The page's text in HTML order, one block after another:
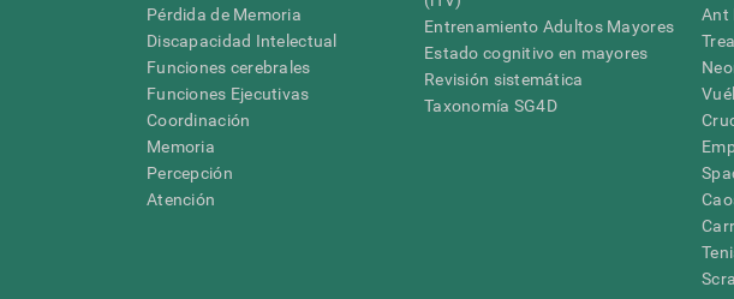
Pérdida de Memoria
Discapacidad Intelectual
Funciones cerebrales
Funciones Ejecutivas
Coordinación
Memoria
Percepción
Atención
Entrenamiento Adultos Mayores
Estado cognitivo en mayores
Revisión sistemática
Taxonomía SG4D
Ant